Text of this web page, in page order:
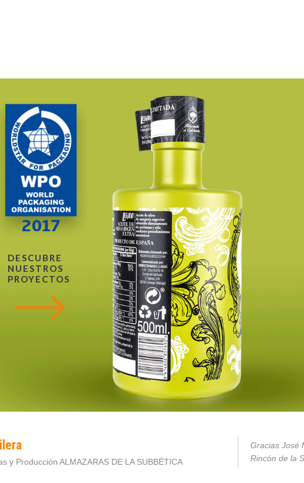
DESCUBRE
NUESTROS
PROYECTOS
y Producción ALMAZARAS DE LA SUBBÉTICA
Gracias José
Rincón de la